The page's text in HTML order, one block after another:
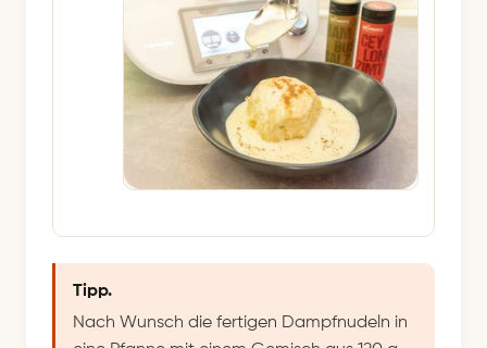
Tipp.
Nach Wunsch die fertigen Dampfnudeln in